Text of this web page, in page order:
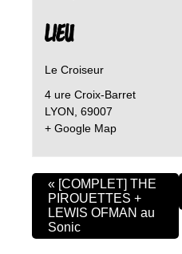
LIEU
Le Croiseur
4 ure Croix-Barret
LYON 69007
+ Google Map
« [COMPLET] THE
PIROUETTES +
LEWIS OFMAN au
Sonic